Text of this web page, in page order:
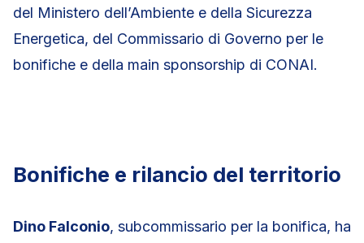
del Ministero dell’Ambiente e della Sicurezza
Energetica, del Commissario di Governo per le
bonifiche e della main sponsorship di CONAI.
Bonifiche e rilancio del territorio
Dino Falconio, subcommissario per la bonifica, ha